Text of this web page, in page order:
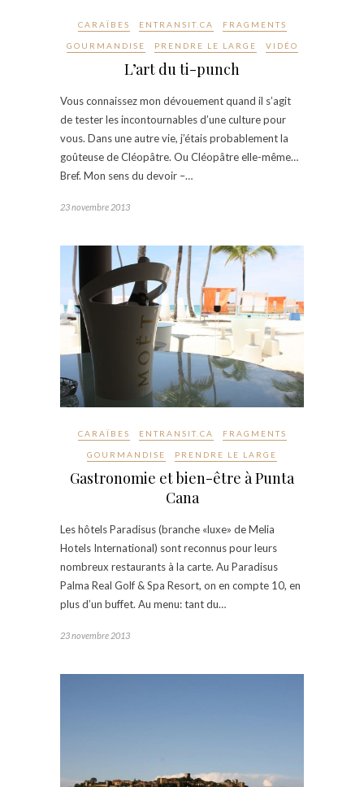
CARAÏBES ENTRANSIT.CA FRAGMENTS
GOURMANDISE PRENDRE LE LARGE VIDÉO
L’art du ti-punch
Vous connaissez mon dévouement quand il s’agit
de tester les incontournables d’une culture pour
vous. Dans une autre vie, j’étais probablement la
goûteuse de Cléopâtre. Ou Cléopâtre elle-même…
Bref. Mon sens du devoir –…
23 novembre 2013
CARAÏBES ENTRANSIT.CA FRAGMENTS
GOURMANDISE PRENDRE LE LARGE
Gastronomie et bien-être à Punta
Cana
Les hôtels Paradisus (branche «luxe» de Melia
Hotels International) sont reconnus pour leurs
nombreux restaurants à la carte. Au Paradisus
Palma Real Golf & Spa Resort, on en compte 10, en
plus d’un buffet. Au menu: tant du…
23 novembre 2013